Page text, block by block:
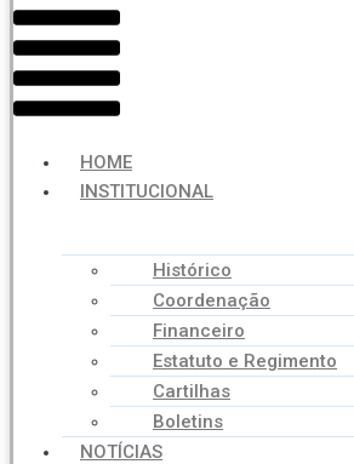
HOME
INSTITUCIONAL
Histórico
Coordenação
Financeiro
Estatuto e Regimento
Cartilhas
Boletins
NOTÍCIAS